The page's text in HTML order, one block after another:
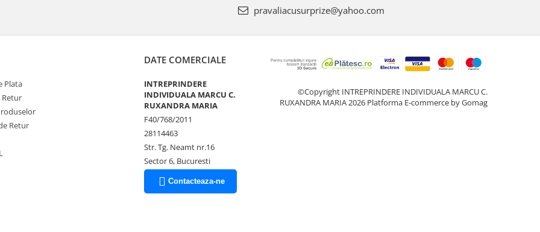
pravaliacusurprize@yahoo.com
Plata
Retur
Retur
DATE COMERCIALE
INTREPRINDERE
INDIVIDUALA MARCU C.
RUXANDRA MARIA
F40/768/2011
28114463
Str. Tg. Neamt nr.16
Sector 6, Bucuresti
Contacteaza-ne
©Copyright INTREPRINDERE INDIVIDUALA MARCU C.
RUXANDRA MARIA 2026 Platforma E-commerce by Gomag